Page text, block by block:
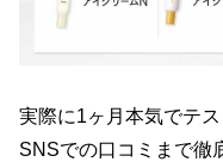
実際に1ヶ月本気でテ
SNSでの口コミまで徹